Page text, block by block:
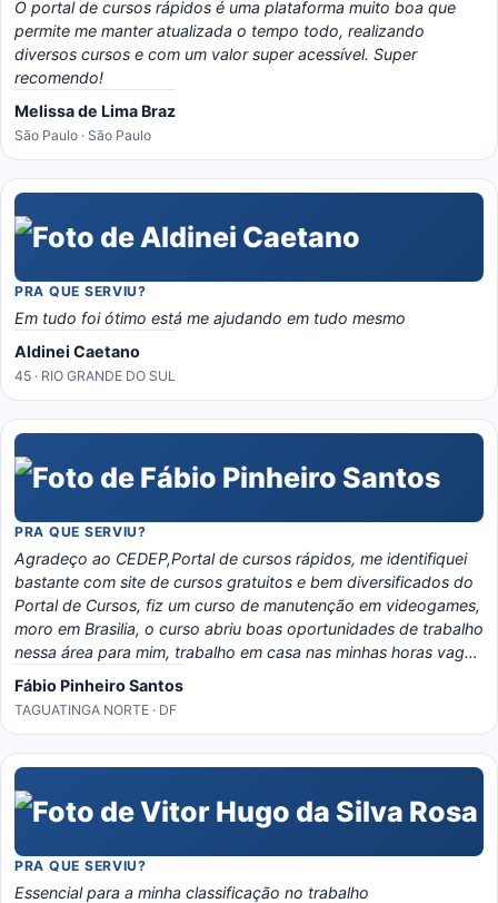
O portal de cursos rápidos é uma plataforma muito boa que
permite me manter atualizada o tempo todo, realizando
diversos cursos e com um valor super acessível. Super
recomendo!
Melissa de Lima Braz
São Paulo · São Paulo
PRA QUE SERVIU?
Em tudo foi ótimo está me ajudando em tudo mesmo
Aldinei Caetano
45 · RIO GRANDE DO SUL
PRA QUE SERVIU?
Agradeço ao CEDEP,Portal de cursos rápidos, me identifiquei
bastante com site de cursos gratuitos e bem diversificados do
Portal de Cursos, fiz um curso de manutenção em videogames,
moro em Brasilia, o curso abriu boas oportunidades de trabalho
nessa área para mim, trabalho em casa nas minhas horas vagas
e o material é bem eladorado, separado por temas e matérias,
recomendo o portal, é instrutivo e traz conhecimento certo!
Fábio Pinheiro Santos
TAGUATINGA NORTE · DF
PRA QUE SERVIU?
Essencial para a minha classificação no trabalho